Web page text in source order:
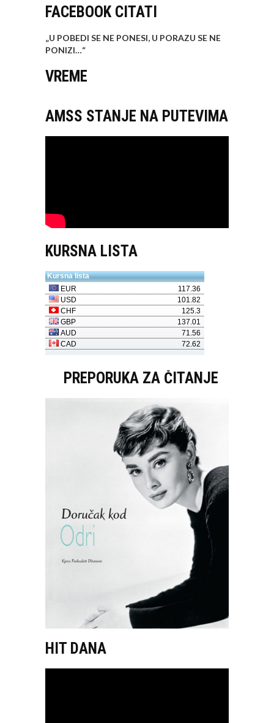
FACEBOOK CITATI
„U POBEDI SE NE PONESI, U PORAZU SE NE
PONIZI…“
VREME
AMSS STANJE NA PUTEVIMA
KURSNA LISTA
PREPORUKA ZA ČITANJE
HIT DANA